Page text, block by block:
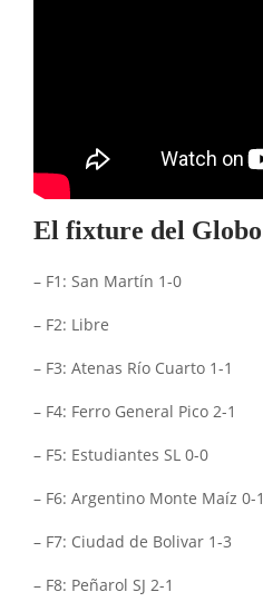
El fixture del Globo
– F1: San Martín 1-0
– F2: Libre
– F3: Atenas Río Cuarto 1-1
– F4: Ferro General Pico 2-1
– F5: Estudiantes SL 0-0
– F6: Argentino Monte Maíz 0-1
– F7: Ciudad de Bolivar 1-3
– F8: Peñarol SJ 2-1